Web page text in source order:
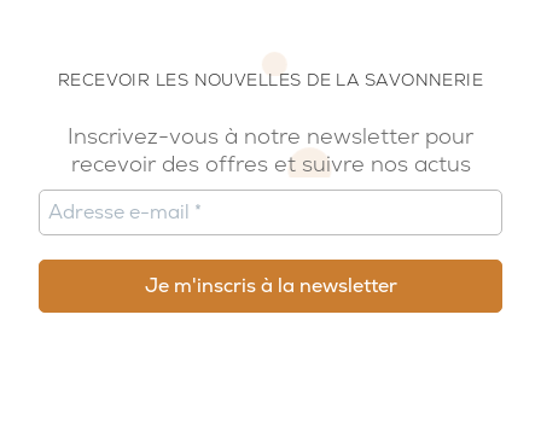
RECEVOIR LES NOUVELLES DE LA SAVONNERIE
Inscrivez-vous à notre newsletter pour
recevoir des offres et suivre nos actus